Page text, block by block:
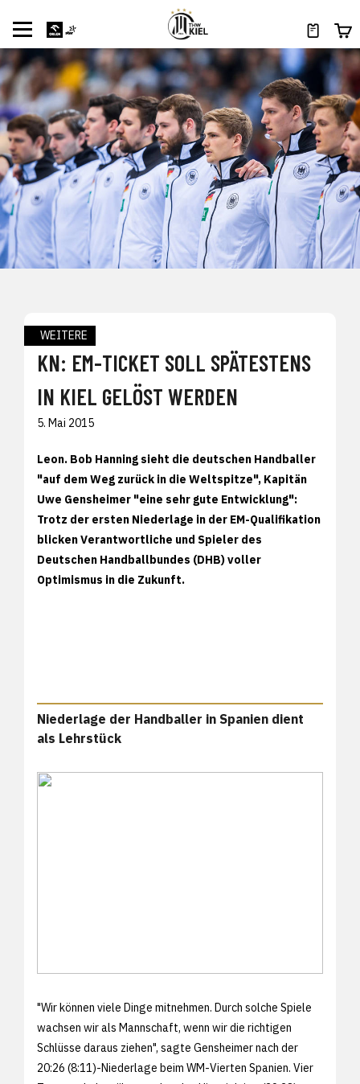
WEITERE
KN: EM-TICKET SOLL SPÄTESTENS
IN KIEL GELÖST WERDEN
5. Mai 2015
Leon. Bob Hanning sieht die deutschen Handballer
"auf dem Weg zurück in die Weltspitze", Kapitän
Uwe Gensheimer "eine sehr gute Entwicklung":
Trotz der ersten Niederlage in der EM-Qualifikation
blicken Verantwortliche und Spieler des
Deutschen Handballbundes (DHB) voller
Optimismus in die Zukunft.
Niederlage der Handballer in Spanien dient
als Lehrstück
"Wir können viele Dinge mitnehmen. Durch solche Spiele
wachsen wir als Mannschaft, wenn wir die richtigen
Schlüsse daraus ziehen", sagte Gensheimer nach der
20:26 (8:11)-Niederlage beim WM-Vierten Spanien. Vier